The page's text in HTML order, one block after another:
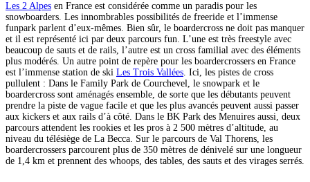
Les 2 Alpes en France est considérée comme un paradis pour les
snowboarders. Les innombrables possibilités de freeride et l’immense
funpark parlent d’eux-mêmes. Bien sûr, le boardercross ne doit pas manquer
et il est représenté ici par deux parcours fun. L’une est très freestyle avec
beaucoup de sauts et de rails, l’autre est un cross familial avec des éléments
plus modérés. Un autre point de repère pour les boardercrossers en France
est l’immense station de ski Les Trois Vallées. Ici, les pistes de cross
pullulent : Dans le Family Park de Courchevel, le snowpark et le
boardercross sont aménagés ensemble, de sorte que les débutants peuvent
prendre la piste de vague facile et que les plus avancés peuvent aussi passer
aux kickers et aux rails d’à côté. Dans le BK Park des Menuires aussi, deux
parcours attendent les rookies et les pros à 2 500 mètres d’altitude, au
niveau du télésiège de La Becca. Sur le parcours de Val Thorens, les
boardercrossers parcourent plus de 350 mètres de dénivelé sur une longueur
de 1,4 km et prennent des whoops, des tables, des sauts et des virages serrés.